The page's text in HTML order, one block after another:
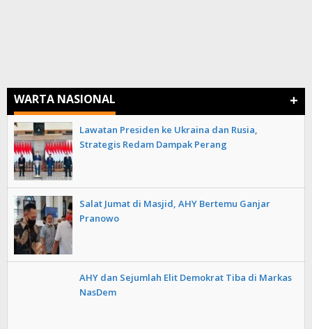
WARTA NASIONAL +
Lawatan Presiden ke Ukraina dan Rusia,
Strategis Redam Dampak Perang
Salat Jumat di Masjid, AHY Bertemu Ganjar
Pranowo
AHY dan Sejumlah Elit Demokrat Tiba di Markas
NasDem